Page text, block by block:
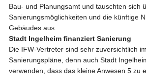
Bau- und Planungsamt und tauschten sich
Sanierungsmöglichkeiten und die künftige
Gebäudes aus.
Stadt Ingelheim finanziert Sanierung
Die IFW-Vertreter sind sehr zuversichtlich
Sanierungspläne, denn auch Stadt
verwenden, dass das kleine Anwesen 5 zu